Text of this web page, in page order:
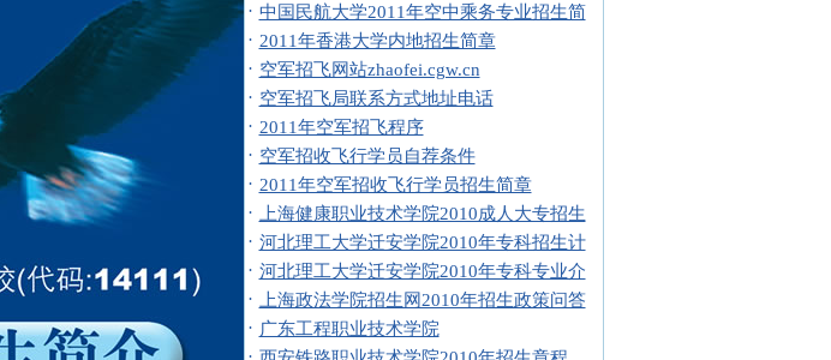
· 中国民航大学2011年空中乘务专业招生简
· 2011年香港大学内地招生简章
· 空军招飞网站zhaofei.cgw.cn
· 空军招飞局联系方式地址电话
· 2011年空军招飞程序
· 空军招收飞行学员自荐条件
· 2011年空军招收飞行学员招生简章
·
上海健康职业技术学院2010成人大专招生
· 河北理工大学迁安学院2010年专科招生计
· 河北理工大学迁安学院2010年专科专业介
·
上海政法学院招生网2010年招生政策问答
· 广东工程职业技术学院